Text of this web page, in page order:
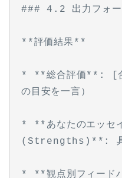
### 4.2 出力フォー
**評価結果**
* **総合評価**: [合
の目安を一言）
* **あなたのエッセ
(Strengths)**: 具
* **観点別フィー